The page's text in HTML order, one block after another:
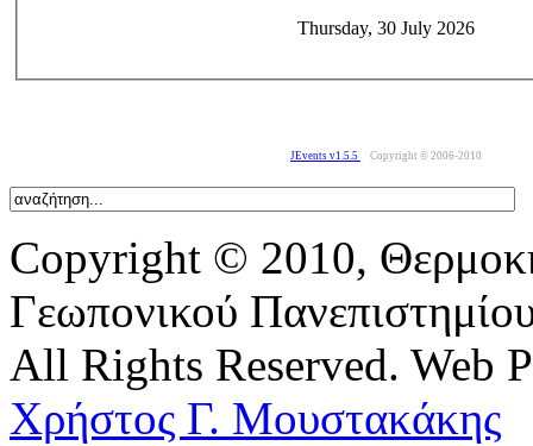
Thursday, 30 July 2026
JEvents v1.5.5 Copyright © 2006-2010
Copyright © 2010,
Γεωπονικού
All Rights Reserved. Web
Χρήστος Γ. Μουστακάκης